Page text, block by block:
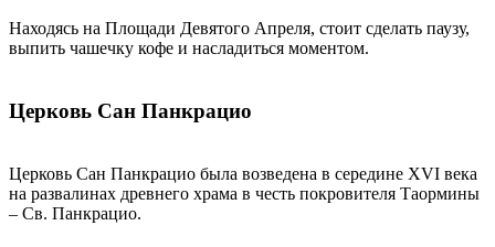
Находясь на Площади Девятого Апреля, стоит сделать паузу,
выпить чашечку кофе и насладиться моментом.
Церковь Сан Панкрацио
Церковь Сан Панкрацио была возведена в середине XVI века
на развалинах древнего храма в честь покровителя Таормины
– Св. Панкрацио.